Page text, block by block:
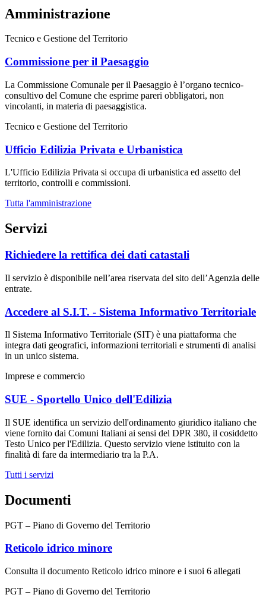
Amministrazione
Tecnico e Gestione del Territorio
Commissione per il Paesaggio
La Commissione Comunale per il Paesaggio è l’organo tecnico-
consultivo del Comune che esprime pareri obbligatori, non
vincolanti, in materia di paesaggistica.
Tecnico e Gestione del Territorio
Ufficio Edilizia Privata e Urbanistica
L'Ufficio Edilizia Privata si occupa di urbanistica ed assetto del
territorio, controlli e commissioni.
Tutta l'amministrazione
Servizi
Richiedere la rettifica dei dati catastali
Il servizio è disponibile nell’area riservata del sito dell’Agenzia delle
entrate.
Accedere al S.I.T. - Sistema Informativo Territoriale
Il Sistema Informativo Territoriale (SIT) è una piattaforma che
integra dati geografici, informazioni territoriali e strumenti di analisi
in un unico sistema.
Imprese e commercio
SUE - Sportello Unico dell'Edilizia
Il SUE identifica un servizio dell'ordinamento giuridico italiano che
viene fornito dai Comuni Italiani ai sensi del DPR 380, il cosiddetto
Testo Unico per l'Edilizia. Questo servizio viene istituito con la
finalità di fare da intermediario tra la P.A.
Tutti i servizi
Documenti
PGT – Piano di Governo del Territorio
Reticolo idrico minore
Consulta il documento Reticolo idrico minore e i suoi 6 allegati
PGT – Piano di Governo del Territorio